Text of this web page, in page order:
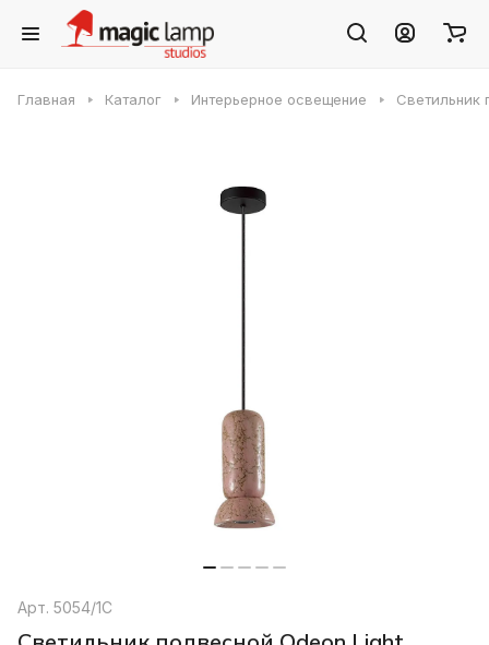
Главная Каталог Интерьерное освещение Светильник
Арт. 5054/1C